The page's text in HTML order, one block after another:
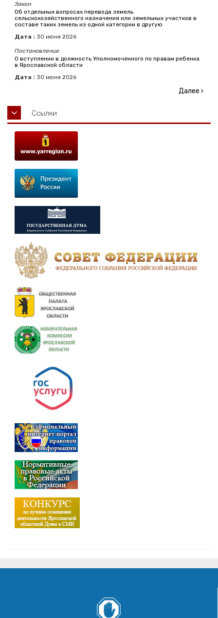
Закон
Об отдельных вопросах перевода земель
сельскохозяйственного назначения или земельных участков в
составе таких земель из одной категории в другую
Дата : 30 июня 2026
Постановление
О вступлении в должность Уполномоченного по правам ребенка
в Ярославской области
Дата : 30 июня 2026
Далее
Ссылки